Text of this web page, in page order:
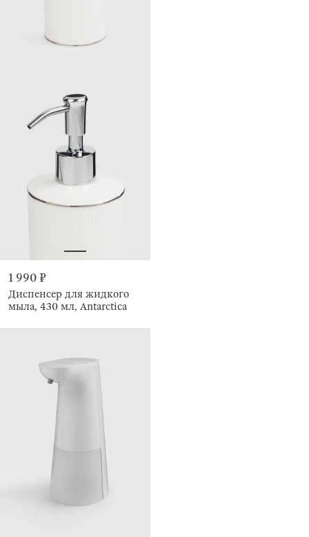
1 990 ₽
Диспенсер для жидкого
мыла, 430 мл, Antarctica